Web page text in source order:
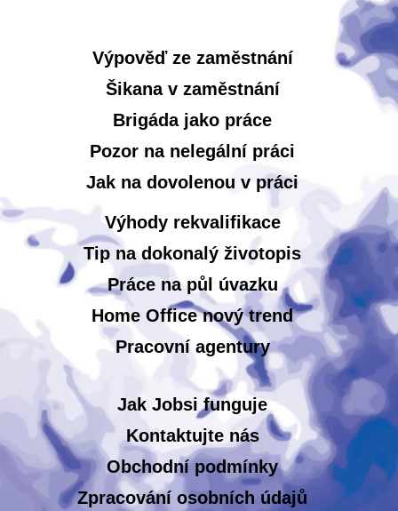
Výpověď ze zaměstnání
Šikana v zaměstnání
Brigáda jako práce
Pozor na nelegální práci
Jak na dovolenou v práci
Výhody rekvalifikace
Tip na dokonalý životopis
Práce na půl úvazku
Home Office nový trend
Pracovní agentury
Jak Jobsi funguje
Kontaktujte nás
Obchodní podmínky
Zpracování osobních údajů